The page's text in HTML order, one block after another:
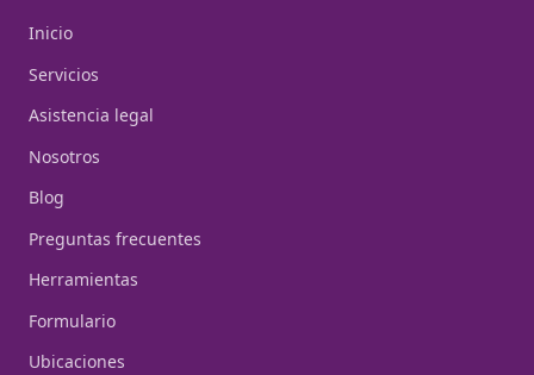
Inicio
Servicios
Asistencia legal
Nosotros
Blog
Preguntas frecuentes
Herramientas
Formulario
Ubicaciones